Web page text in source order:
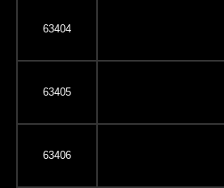
63404
63405
63406